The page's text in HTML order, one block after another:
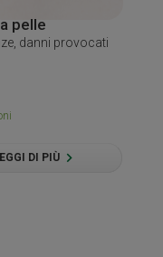
pelle
danni provocati
DI PIÙ